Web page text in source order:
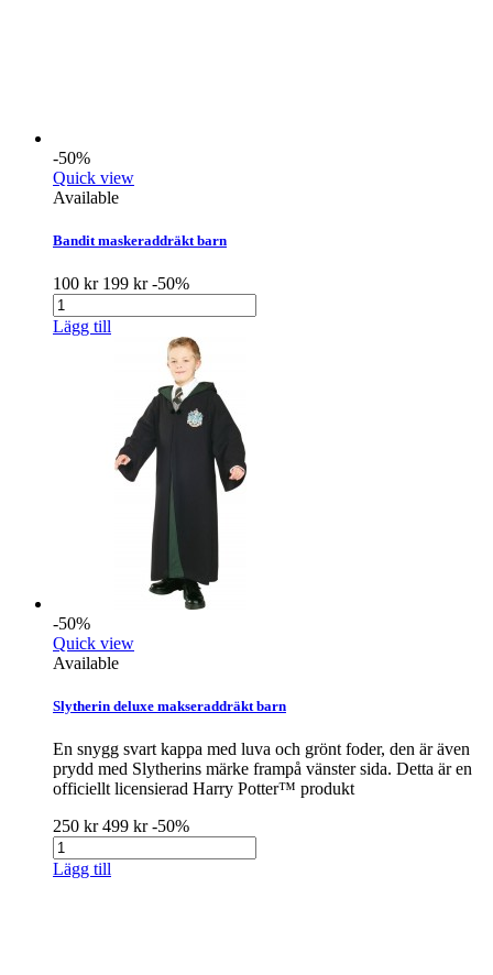
-50%
Quick view
Available
Bandit maskeraddräkt barn
100 kr 199 kr-50%
Lägg till
-50%
Quick view
Available
Slytherin deluxe makseraddräkt barn
En snygg svart kappa med luva och grönt foder, den är även
prydd med Slytherins märke frampå vänster sida. Detta är en
officiellt licensierad Harry Potter™ produkt
250 kr499 kr-50%
Lägg till